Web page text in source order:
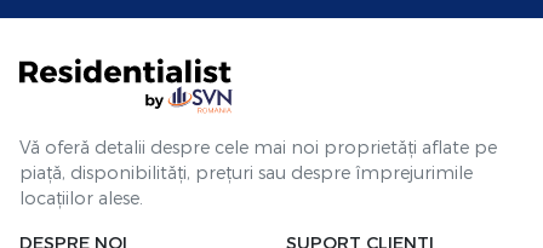
Vă oferă detalii despre cele mai noi proprietăți aflate pe
piață, disponibilități, prețuri sau despre împrejurimile
locațiilor alese.
DESPRE NOI SUPORT CLIENTI